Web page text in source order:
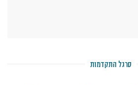
סרגל התקדמות